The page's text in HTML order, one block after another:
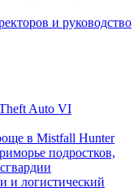
и руководство
Auto VI
в Mistfall Hunter
подростков,
и логистический